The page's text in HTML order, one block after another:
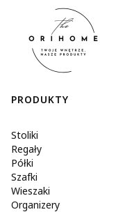
Linki w stopce
PRODUKTY
Stoliki
Regały
Półki
Szafki
Wieszaki
Organizery